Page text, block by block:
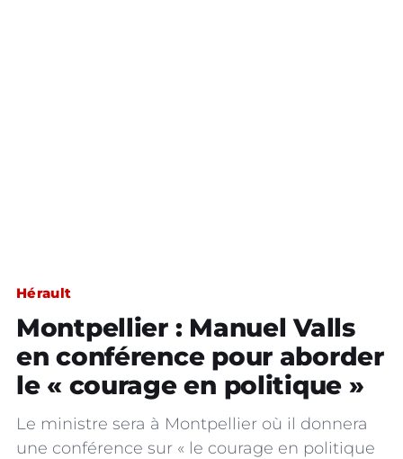
Hérault
Montpellier : Manuel Valls
en conférence pour aborder
le « courage en politique »
Le ministre sera à Montpellier où il donnera
une conférence sur « le courage en politique